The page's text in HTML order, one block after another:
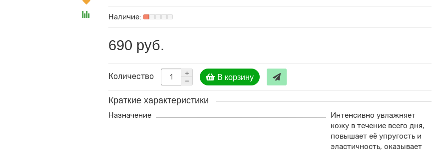
690 руб.
Количество В корзину
Краткие характеристики
Назначение
Интенсивно увлажняет
кожу в течение всего дня,
повышает её упругость и
эластичность, оказывает